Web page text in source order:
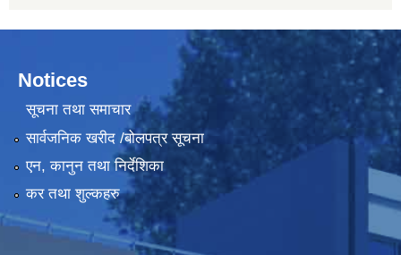
Notices
सूचना तथा समाचार
सार्वजनिक खरीद /बोलपत्र सूचना
एन, कानुन तथा निर्देशिका
कर तथा शुल्कहरु